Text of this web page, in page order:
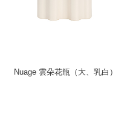
Nuage 雲朵花瓶（大、乳白）